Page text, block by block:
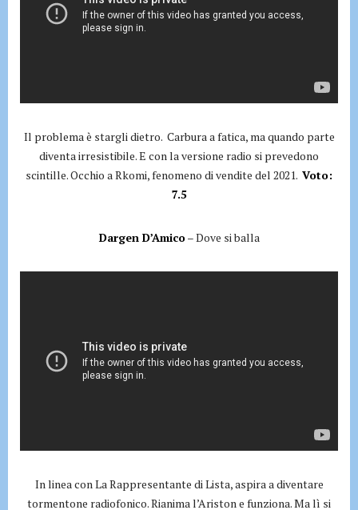
Il problema è stargli dietro. Carbura a fatica, ma quando parte
diventa irresistibile. E con la versione radio si prevedono
scintille. Occhio a Rkomi, fenomeno di vendite del 2021. Voto:
7.5
Dargen D’Amico– Dove si balla
In linea con La Rappresentante di Lista, aspira a diventare
tormentone radiofonico. Rianima l’Ariston e funziona. Ma lì si